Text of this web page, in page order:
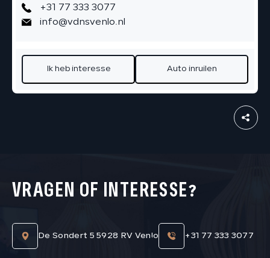
+31 77 333 3077
info@vdnsvenlo.nl
Ik heb interesse Auto inruilen
VRAGEN OF INTERESSE?
De Sondert 5 5928 RV Venlo +31 77 333 3077